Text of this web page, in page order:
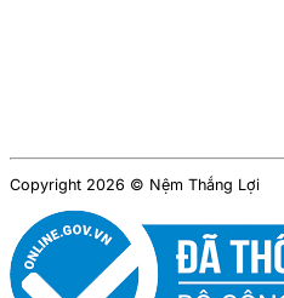
Copyright 2026 © Nệm Thắng Lợi